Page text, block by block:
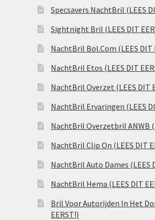
Specsavers NachtBril (LEES
Sightnight Bril (LEES DIT
NachtBril Bol.Com (LEES DIT
NachtBril Etos (LEES DIT
NachtBril Overzet (LEES DIT
NachtBril Ervaringen (LEES
NachtBril Overzetbril ANWB
NachtBril Clip On (LEES DIT
NachtBril Auto Dames (LEES
NachtBril Hema (LEES DIT
Bril Voor Autorijden In Het
EERST!)